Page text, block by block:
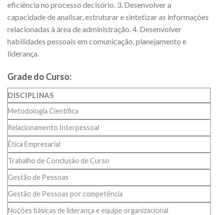
eficiência no processo decisório. 3. Desenvolver a
capacidade de analisar, estruturar e sintetizar as informações
relacionadas à área de administração. 4. Desenvolver
habilidades pessoais em comunicação, planejamento e
liderança.
Grade do Curso:
DISCIPLINAS
Metodologia Científica
Relacionamento Interpessoal
Ética Empresarial
Trabalho de Conclusão de Curso
Gestão de Pessoas
Gestão de Pessoas por competência
Noções básicas de liderança e equipe organizacional